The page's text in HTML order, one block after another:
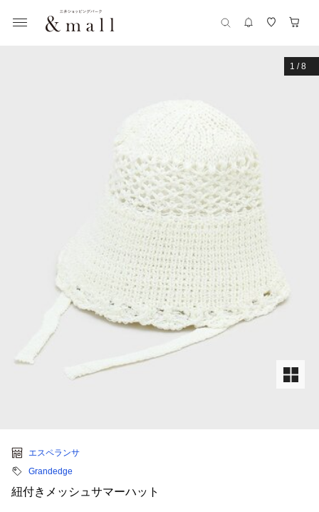
1 /8
エスペランサ
Grandedge
紐付きメッシュサマーハット